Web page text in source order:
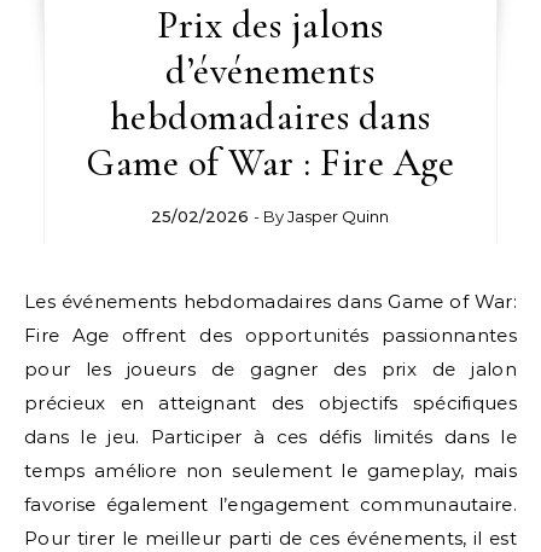
Prix des jalons
d’événements
hebdomadaires dans
Game of War : Fire Age
25/02/2026 - ByJasper Quinn
Les événements hebdomadaires dans Game of War:
Fire Age offrent des opportunités passionnantes
pour les joueurs de gagner des prix de jalon
précieux en atteignant des objectifs spécifiques
dans le jeu. Participer à ces défis limités dans le
temps améliore non seulement le gameplay, mais
favorise également l’engagement communautaire.
Pour tirer le meilleur parti de ces événements, il est